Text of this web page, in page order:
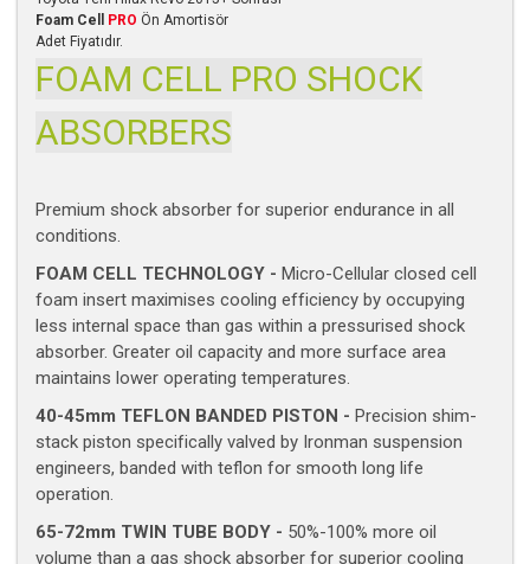
Foam Cell
PRO Ön Amortisör
Adet Fiyatıdır.
FOAM CELL PRO SHOCK
ABSORBERS
Premium shock absorber for superior endurance in all
conditions.
FOAM CELL TECHNOLOGY - Micro-Cellular closed cell
foam insert maximises cooling efficiency by occupying
less internal space than gas within a pressurised shock
absorber. Greater oil capacity and more surface area
maintains lower operating temperatures.
40-45mm TEFLON BANDED PISTON - Precision shim-
stack piston specifically valved by Ironman suspension
engineers, banded with teflon for smooth long life
operation.
65-72mm TWIN TUBE BODY - 50%-100% more oil
volume than a gas shock absorber for superior cooling